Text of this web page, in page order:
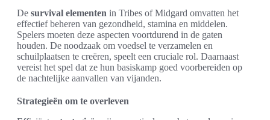
De survival elementen in Tribes of Midgard omvatten het
effectief beheren van gezondheid, stamina en middelen.
Spelers moeten deze aspecten voortdurend in de gaten
houden. De noodzaak om voedsel te verzamelen en
schuilplaatsen te creëren, speelt een cruciale rol. Daarnaast
vereist het spel dat ze hun basiskamp goed voorbereiden op
de nachtelijke aanvallen van vijanden.
Strategieën om te overleven